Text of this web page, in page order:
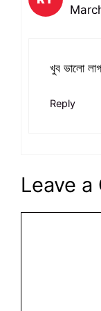
খুব ভালো
Reply
Leave a